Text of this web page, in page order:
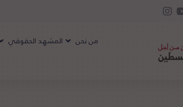
من نحن المشهد الحقوقي